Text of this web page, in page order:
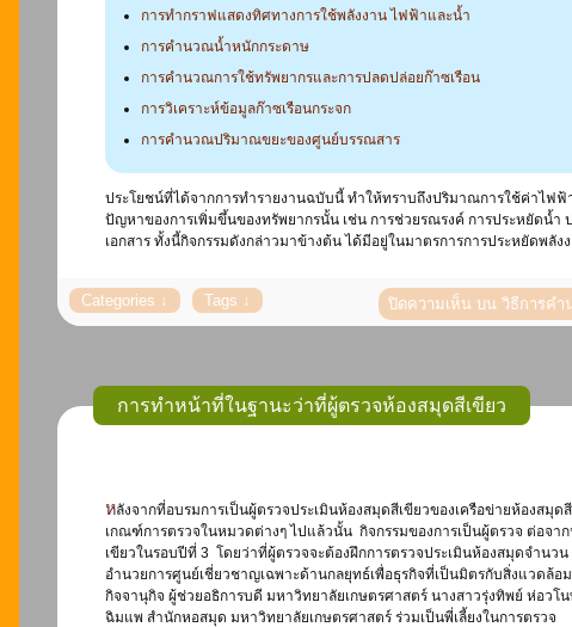
การทำกราฟแสดงทิศทางการใช้พลังงาน ไฟฟ้าและน้ำ
การคำนวณน้ำหนักกระดาษ
การคำนวณการใช้ทรัพยากรและการปลดปล่อยก๊าซเรือน
การวิเคราะห์ข้อมูลก๊าซเรือนกระจก
การคำนวณปริมาณขยะของศูนย์บรรณสาร
ประโยชน์ที่ได้จากการทำรายงานฉบับนี้ ทำให้ทราบถึงปริมาณการใช้ค่าไฟ
ปัญหาของการเพิ่มขึ้นของทรัพยากรนั้น เช่น การช่วยรณรงค์ การประหยัดน้
เอกสาร ทั้งนี้กิจกรรมดังกล่าวมาข้างต้น ได้มีอยู่ในมาตรการการประหยัดพลั
ปิดความเห็น บน วิธีการคำ
การทำหน้าที่ในฐานะว่าที่ผู้ตรวจห้องสมุดสีเขียว
หลังจากที่อบรมการเป็นผู้ตรวจประเมินห้องสมุดสีเขียวของเครือข่ายห้องสมุดสีเขียวเมื่อวันที่ 29-30 มกราคม 2561 พร้อมกับการทดสอบความรู้ในเรื่องการประหยัดพลังงานและ
เกณฑ์การตรวจในหมวดต่างๆ ไปแล้วนั้น กิจกรรมของการเป็นผู้ตรวจ ต่อจา
เขียวในรอบปีที่ 3 โดยว่าที่ผู้ตรวจจะต้องฝึกการตรวจประเมินห้องสมุดจำน
อำนวยการศูนย์เชี่ยวชาญเฉพาะด้านกลยุทธ์เพื่อธุรกิจที่เป็นมิตรกับสิ่งแวดล้
กิจจานุกิจ ผู้ช่วยอธิการบดี มหาวิทยาลัยเกษตรศาสตร์ นางสาวรุ่งทิพย์ ห่อว
ฉิมแพ สำนักหอสมุด มหาวิทยาลัยเกษตรศาสตร์ ร่วมเป็นพี่เลี้ยงในการตรวจ